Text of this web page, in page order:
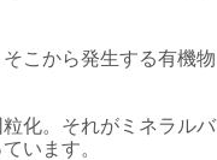
こから発生する有機物
化。それがミネラルバ
います。